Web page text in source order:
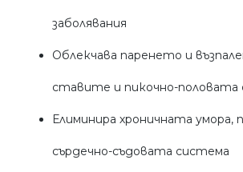
заболявания
Облекчава паренето и
ставите и пикочно-половата
Елиминира хроничната умора,
сърдечно-съдовата система